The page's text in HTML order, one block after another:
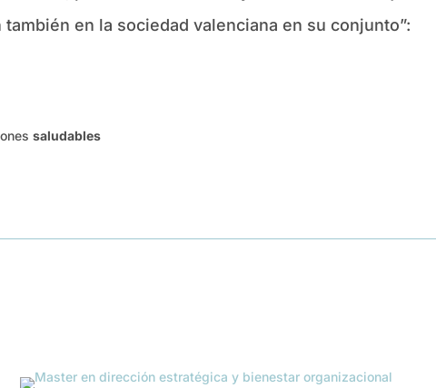
en la sociedad valenciana en su conjunto”:
saludables